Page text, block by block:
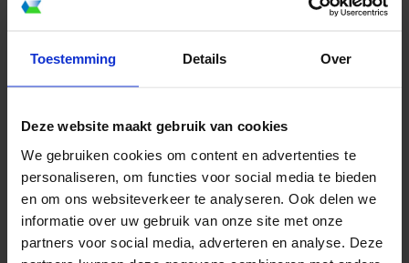
Toestemming Details Over
Deze website maakt gebruik van cookies
We gebruiken cookies om content en advertenties te
personaliseren, om functies voor social media te bieden
en om ons websiteverkeer te analyseren. Ook delen we
informatie over uw gebruik van onze site met onze
partners voor social media, adverteren en analyse. Deze
angenehme Zusammenarbeit und die professionelle
Bilder vermitteln einen Eindruck des fertigen Ergebnisses
und zeigen, wie großzügige Glasflächen und durchdachte